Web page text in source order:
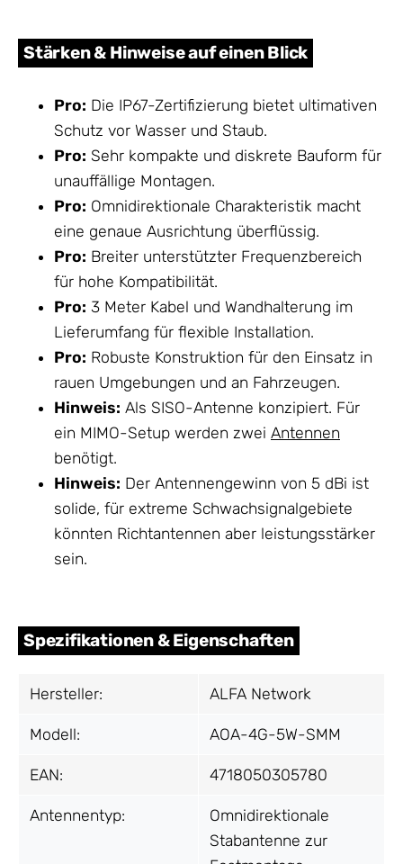
Stärken & Hinweise auf einen Blick
Pro: Die IP67-Zertifizierung bietet ultimativen
Schutz vor Wasser und Staub.
Pro: Sehr kompakte und diskrete Bauform für
unauffällige Montagen.
Pro: Omnidirektionale Charakteristik macht
eine genaue Ausrichtung überflüssig.
Pro: Breiter unterstützter Frequenzbereich
für hohe Kompatibilität.
Pro: 3 Meter Kabel und Wandhalterung im
Lieferumfang für flexible Installation.
Pro: Robuste Konstruktion für den Einsatz in
rauen Umgebungen und an Fahrzeugen.
Hinweis: Als SISO-Antenne konzipiert. Für
ein MIMO-Setup werden zwei Antennen
benötigt.
Hinweis: Der Antennengewinn von 5 dBi ist
solide, für extreme Schwachsignalgebiete
könnten Richtantennen aber leistungsstärker
sein.
Spezifikationen & Eigenschaften
Hersteller: ALFA Network
Modell: AOA-4G-5W-SMM
EAN: 4718050305780
Antennentyp:
Omnidirektionale
Stabantenne zur